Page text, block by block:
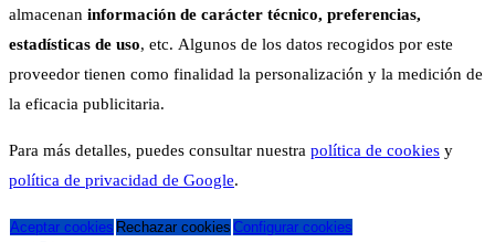
almacenan información de carácter técnico, preferencias,
estadísticas de uso, etc. Algunos de los datos recogidos por este
proveedor tienen como finalidad la personalización y la medición de
la eficacia publicitaria.
Para más detalles, puedes consultar nuestra política de cookies y
política de privacidad de Google.
Aceptar cookies Rechazar cookies Configurar cookies